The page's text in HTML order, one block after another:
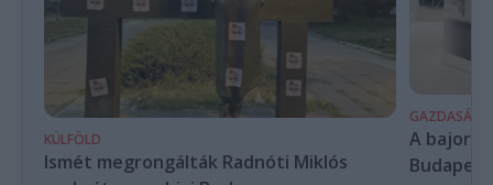
KÜLFÖLD
Ismét megrongálták Radnóti Miklós
GAZDASÁG
A bajor